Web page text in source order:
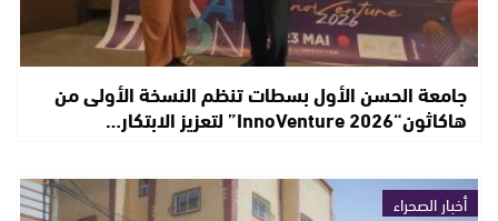
جامعة الحسن الأول بسطات تنظم النسخة الأولى من
هاكاثون“InnoVenture 2026” لتعزيز الابتكار…
أخبار الصحراء